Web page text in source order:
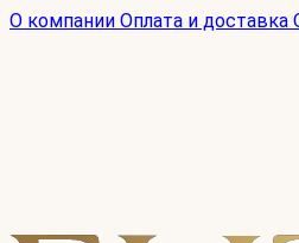
О компании Оплата и доставка